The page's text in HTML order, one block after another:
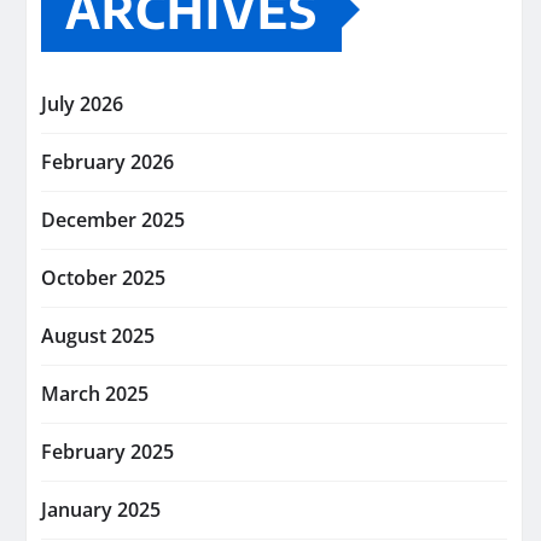
July 2026
February 2026
December 2025
October 2025
August 2025
March 2025
February 2025
January 2025